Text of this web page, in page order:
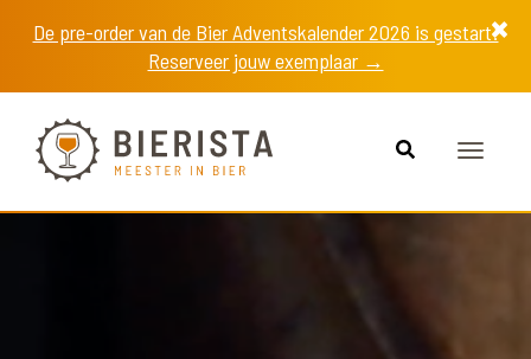
De pre-order van de Bier Adventskalender 2026 is gestart!
Reserveer jouw exemplaar →
Toggle